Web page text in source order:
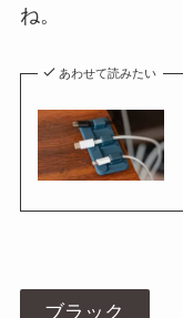
ね。
あわせて読みたい
ブラック